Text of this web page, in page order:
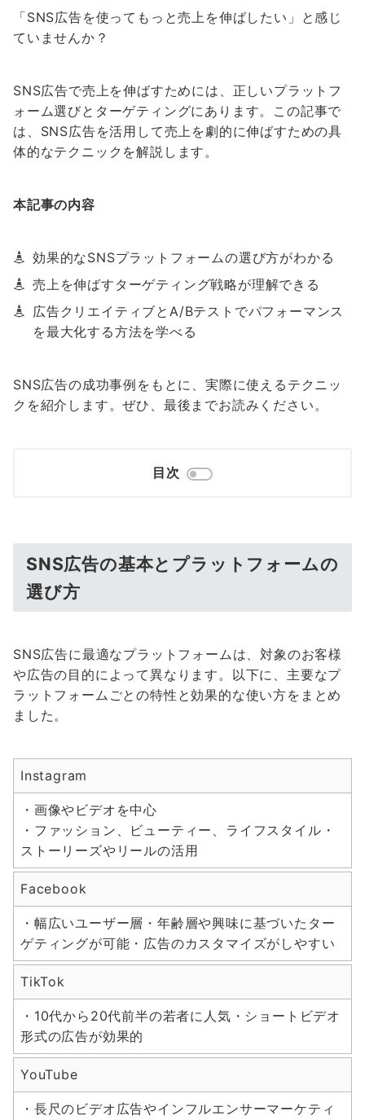
「SNS広告を使ってもっと売上を伸ばしたい」と感じ
ていませんか？
SNS広告で売上を伸ばすためには、正しいプラットフ
ォーム選びとターゲティングにあります。この記事で
は、SNS広告を活用して売上を劇的に伸ばすための具
体的なテクニックを解説します。
本記事の内容
効果的なSNSプラットフォームの選び方がわかる
売上を伸ばすターゲティング戦略が理解できる
広告クリエイティブとA/Bテストでパフォーマンス
を最大化する方法を学べる
SNS広告の成功事例をもとに、実際に使えるテクニッ
クを紹介します。ぜひ、最後までお読みください。
目次
SNS広告の基本とプラットフォームの
選び方
SNS広告に最適なプラットフォームは、対象のお客様
や広告の目的によって異なります。以下に、主要なプ
ラットフォームごとの特性と効果的な使い方をまとめ
ました。
Instagram
・画像やビデオを中心
・ファッション、ビューティー、ライフスタイル・
ストーリーズやリールの活用
Facebook
・幅広いユーザー層・年齢層や興味に基づいたター
ゲティングが可能・広告のカスタマイズがしやすい
TikTok
・10代から20代前半の若者に人気・ショートビデオ
形式の広告が効果的
YouTube
・長尺のビデオ広告やインフルエンサーマーケティ